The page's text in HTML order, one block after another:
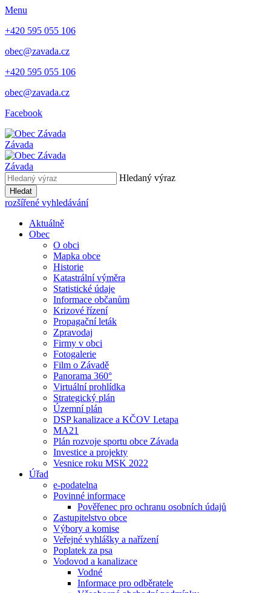
Menu
+420 595 055 106
obec@zavada.cz
+420 595 055 106
obec@zavada.cz
Facebook
Závada
Závada
Hledaný výraz
Hledat
rozšířené vyhledávání
Aktuálně
Obec
O obci
Mapka obce
Historie
Katastrální výměra
Statistické údaje
Informace občanům
Krizové řízení
Propagační leták
Zpravodaj
Firmy v obci
Fotogalerie
Film o Závadě
Panorama 360°
Virtuální prohlídka
Strategický plán
Územní plán
DSP kanalizace a KČOV I.etapa
MA21
Plán rozvoje sportu obce Závada
Investice a projekty
Vesnice roku MSK 2022
Úřad
e-podatelna
Povinné informace
Pověřenec pro ochranu osobních údajů
Zastupitelstvo obce
Výbory a komise
Veřejné vyhlášky a nařízení
Poplatek za psa
Vodovod a kanalizace
Vodné
Informace pro odběratele